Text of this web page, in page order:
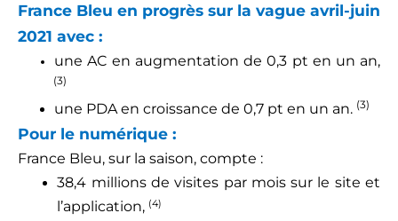
France Bleu en progrès sur la vague avril-juin
2021 avec :
une AC en augmentation de 0,3 pt en un an,
(3)
une PDA en croissance de 0,7 pt en un an. (3)
Pour le numérique :
France Bleu, sur la saison, compte :
38,4 millions de visites par mois sur le site et
l’application, (4)